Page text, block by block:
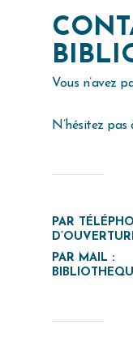
Vous n’avez
N’hésitez
PAR
PAR MAIL :